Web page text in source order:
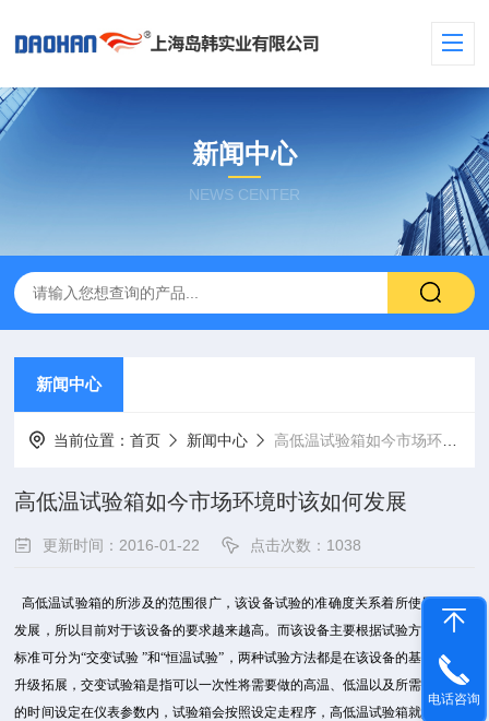
新闻中心
NEWS CENTER
新闻中心
当前位置：首页 新闻中心 高低温试验箱如今市场环境时该如何发展
高低温试验箱如今市场环境时该如何发展
更新时间：2016-01-22 点击次数：1038
高低温试验箱的所涉及的范围很广，该设备试验的准确度关系着所使用行业的
发展，所以目前对于该设备的要求越来越高。而该设备主要根据试验方法与行业
标准可分为“交变试验 ”和“恒温试验”，两种试验方法都是在该设备的基础上进行
升级拓展，交变试验箱是指可以一次性将需要做的高温、低温以及所需做的温度
的时间设定在仪表参数内，试验箱会按照设定走程序，高低温试验箱就是在做一
电话咨询